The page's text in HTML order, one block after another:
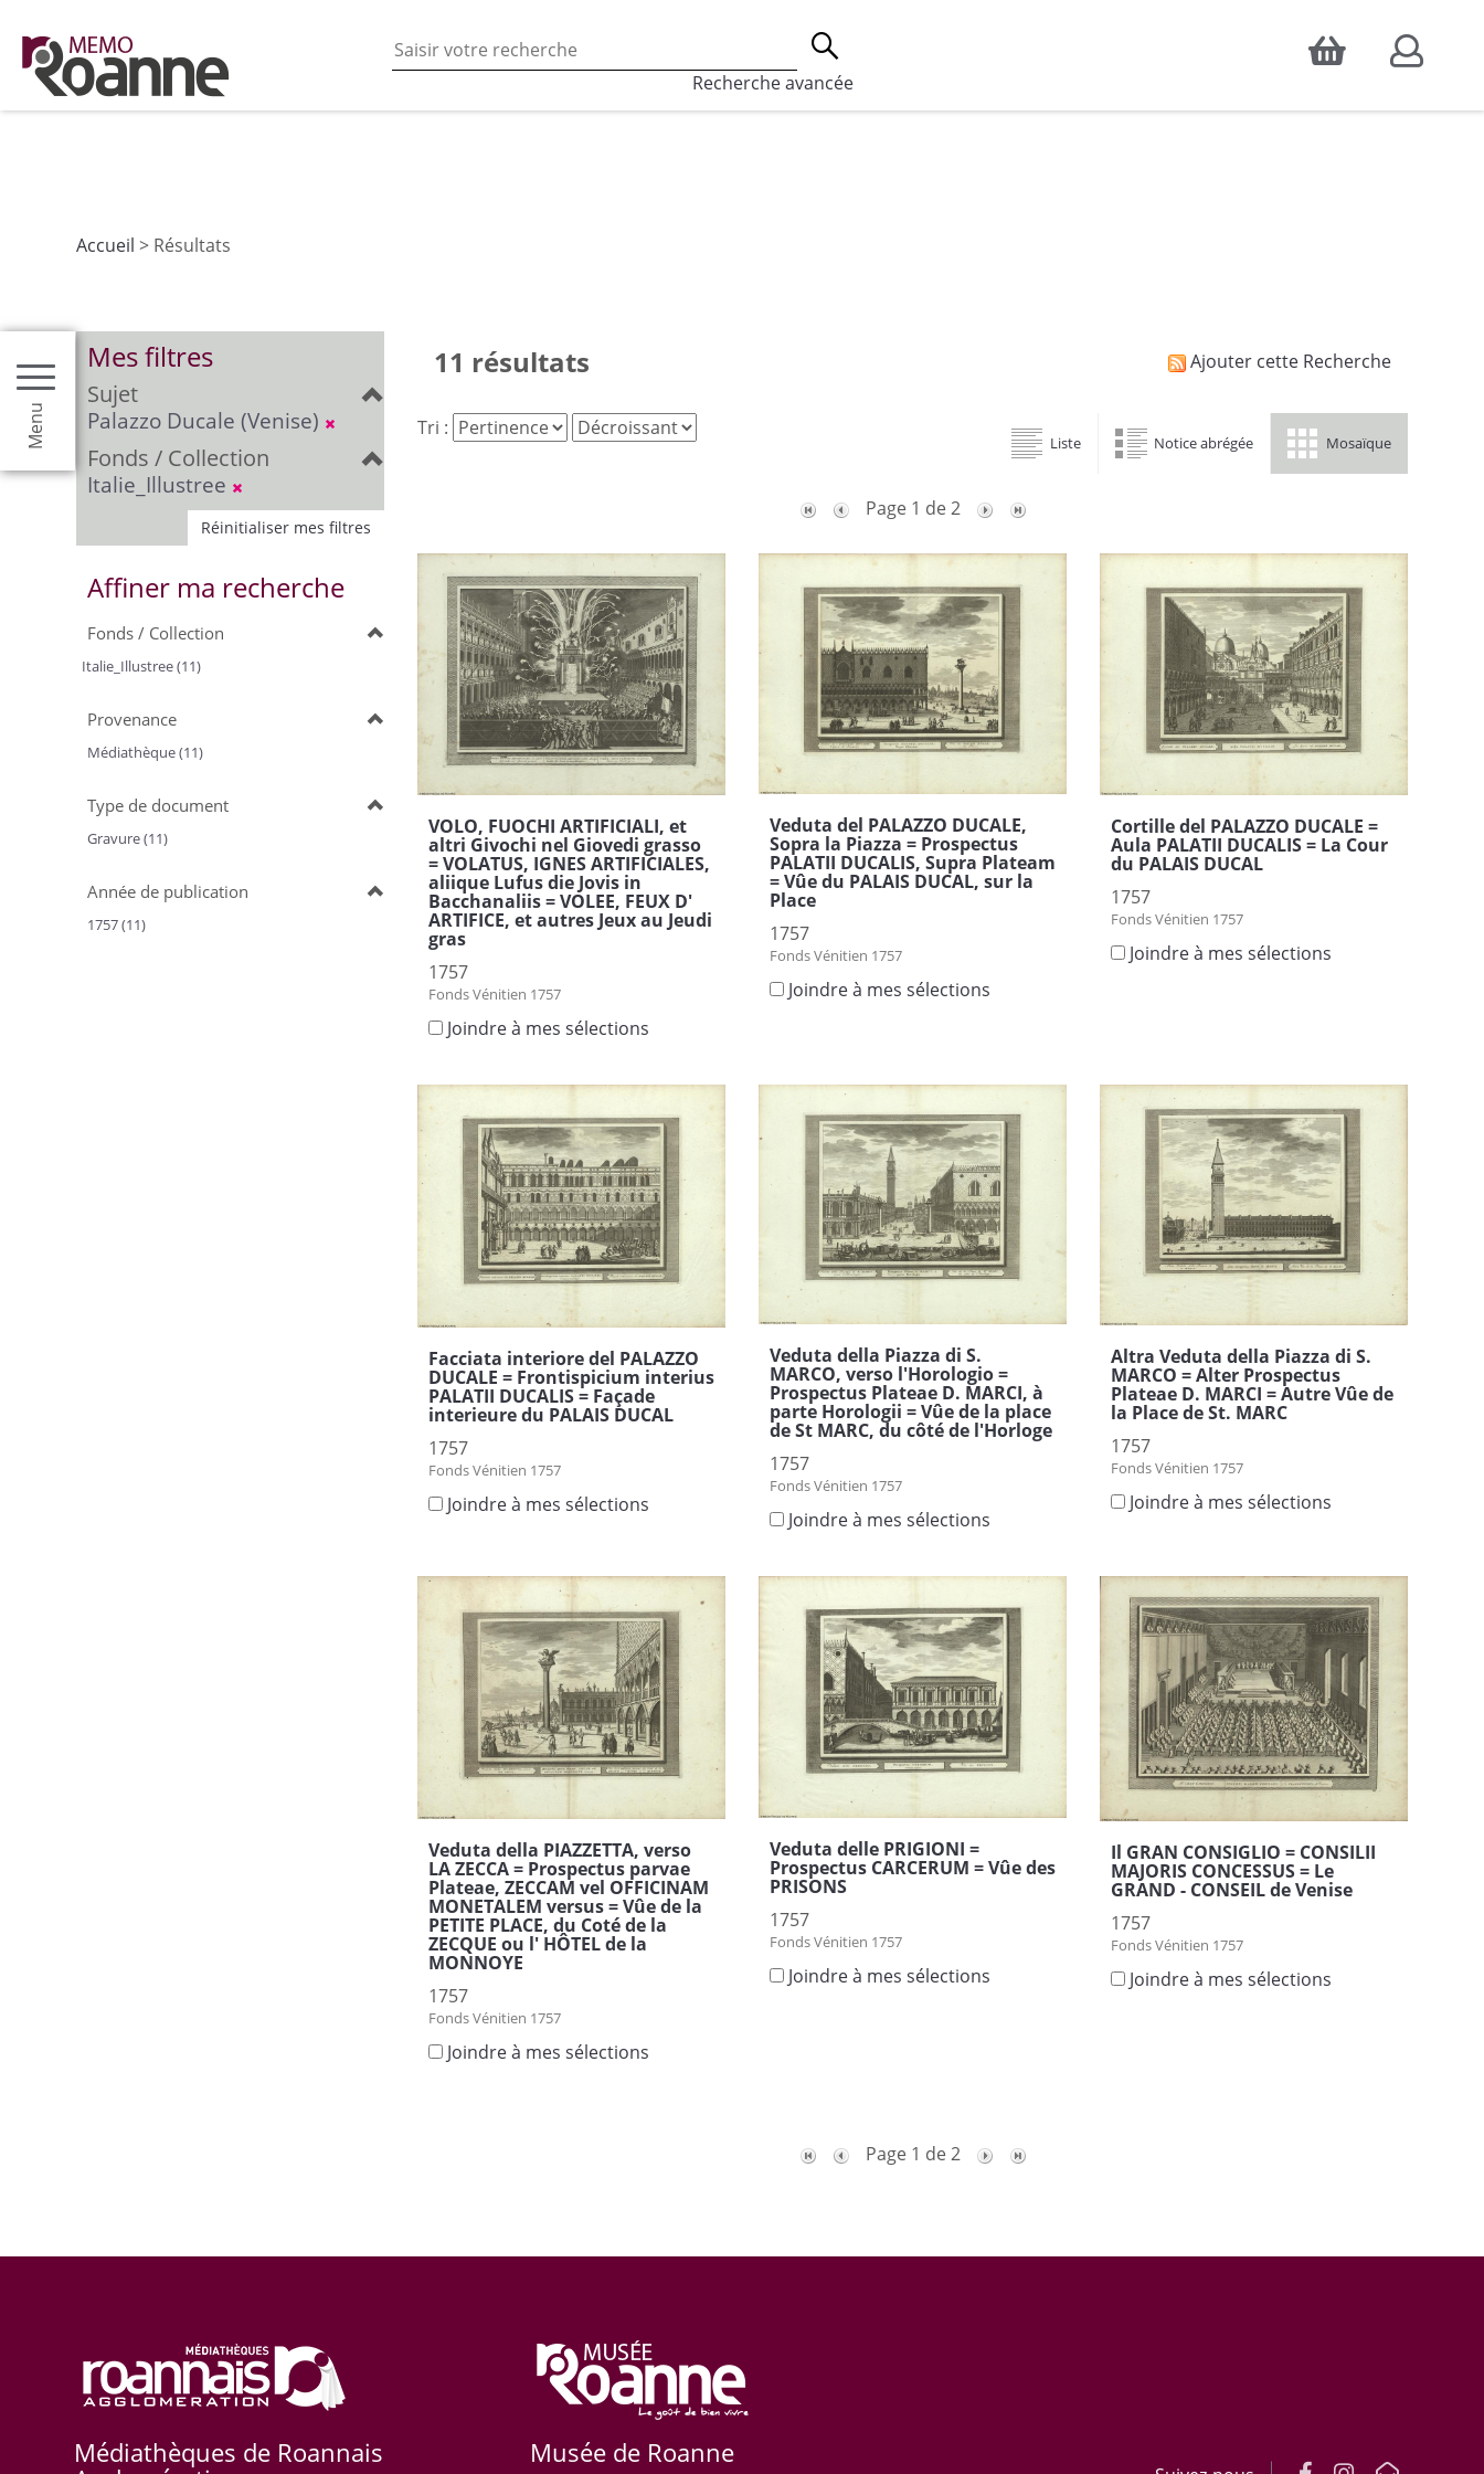
Accepter
En poursuivant votre navigation sur ce site vous acceptez l’utilisation des cookies, qui sont utilisés à des fins de statistiques d'audience, ainsi que pour
les fonctionnalités de partages de contenu sur les réseaux sociaux.
Recherche avancée
Menu
Accueil > Résultats
Mes filtres
Sujet
Palazzo Ducale (Venise)
Fonds / Collection
Italie_Illustree
Réinitialiser mes filtres
Affiner ma recherche
Fonds / Collection
Italie_Illustree (11)
Provenance
Médiathèque (11)
Type de document
Gravure (11)
Année de publication
1757 (11)
11 résultats Ajouter cette Recherche
Tri :
Liste Notice abrégée Mosaïque
Page 1 de 2
VOLO, FUOCHI ARTIFICIALI, et
altri Givochi nel Giovedi grasso
= VOLATUS, IGNES ARTIFICIALES,
aliique Lufus die Jovis in
Bacchanaliis = VOLEE, FEUX D'
ARTIFICE, et autres Jeux au Jeudi
gras
1757
Fonds Vénitien 1757
Joindre à mes sélections
Veduta del PALAZZO DUCALE,
Sopra la Piazza = Prospectus
PALATII DUCALIS, Supra Plateam
= Vûe du PALAIS DUCAL, sur la
Place
1757
Fonds Vénitien 1757
Joindre à mes sélections
Cortille del PALAZZO DUCALE =
Aula PALATII DUCALIS = La Cour
du PALAIS DUCAL
1757
Fonds Vénitien 1757
Joindre à mes sélections
Facciata interiore del PALAZZO
DUCALE = Frontispicium interius
PALATII DUCALIS = Façade
interieure du PALAIS DUCAL
1757
Fonds Vénitien 1757
Joindre à mes sélections
Veduta della Piazza di S.
MARCO, verso l'Horologio =
Prospectus Plateae D. MARCI, à
parte Horologii = Vûe de la place
de St MARC, du côté de l'Horloge
1757
Fonds Vénitien 1757
Joindre à mes sélections
Altra Veduta della Piazza di S.
MARCO = Alter Prospectus
Plateae D. MARCI = Autre Vûe de
la Place de St. MARC
1757
Fonds Vénitien 1757
Joindre à mes sélections
Veduta della PIAZZETTA, verso
LA ZECCA = Prospectus parvae
Plateae, ZECCAM vel OFFICINAM
MONETALEM versus = Vûe de la
PETITE PLACE, du Coté de la
ZECQUE ou l' HÔTEL de la
MONNOYE
1757
Fonds Vénitien 1757
Joindre à mes sélections
Veduta delle PRIGIONI =
Prospectus CARCERUM = Vûe des
PRISONS
1757
Fonds Vénitien 1757
Joindre à mes sélections
Il GRAN CONSIGLIO = CONSILII
MAJORIS CONCESSUS = Le
GRAND - CONSEIL de Venise
1757
Fonds Vénitien 1757
Joindre à mes sélections
Page 1 de 2
Médiathèques de Roannais
Musée de Roanne